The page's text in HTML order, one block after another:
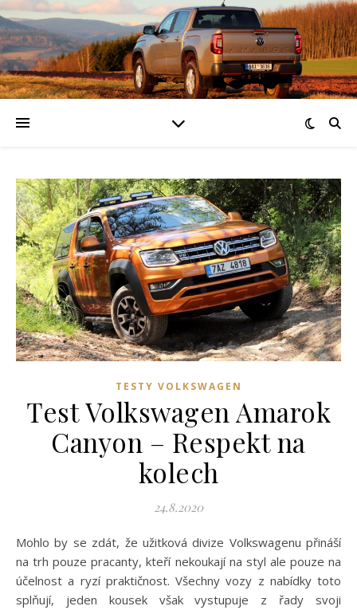
TESTY VOLKSWAGEN
Test Volkswagen Amarok
Canyon – Respekt na
kolech
24.8.2020
Mohlo by se zdát, že užitková divize Volkswagenu přináší
na trh pouze pracanty, kteří nekoukají na styl ale pouze na
účelnost a ryzí praktičnost. Všechny vozy z nabídky toto
splňují, jeden kousek však vystupuje z řady svoji